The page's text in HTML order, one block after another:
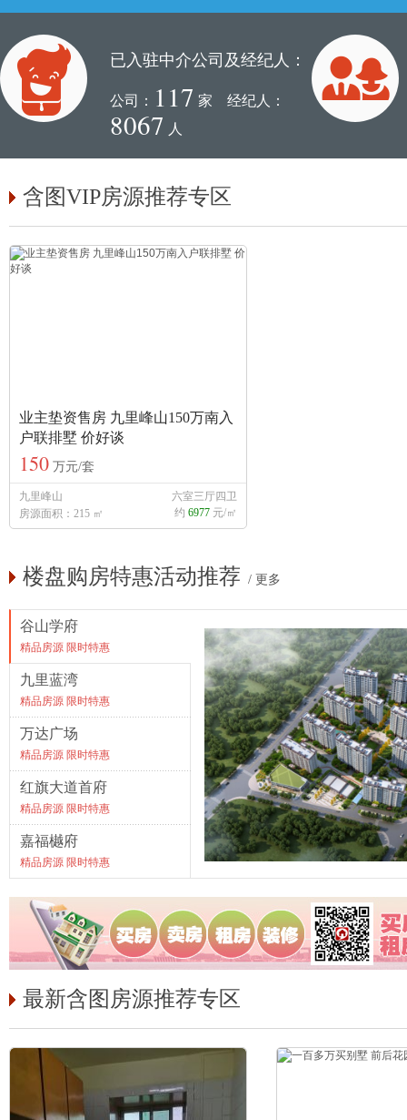
已入驻中介公司及经纪人：
公司： 117 家 经纪人：
8067 人
含图VIP房源推荐专区
业主垫资售房 九里峰山150万南入
户联排墅 价好谈
150 万元/套
九里峰山
房源面积：215 ㎡
六室三厅四卫
约 6977 元/㎡
楼盘购房特惠活动推荐 / 更多
谷山学府
精品房源 限时特惠
九里蓝湾
精品房源 限时特惠
万达广场
精品房源 限时特惠
红旗大道首府
精品房源 限时特惠
嘉福樾府
精品房源 限时特惠
最新含图房源推荐专区